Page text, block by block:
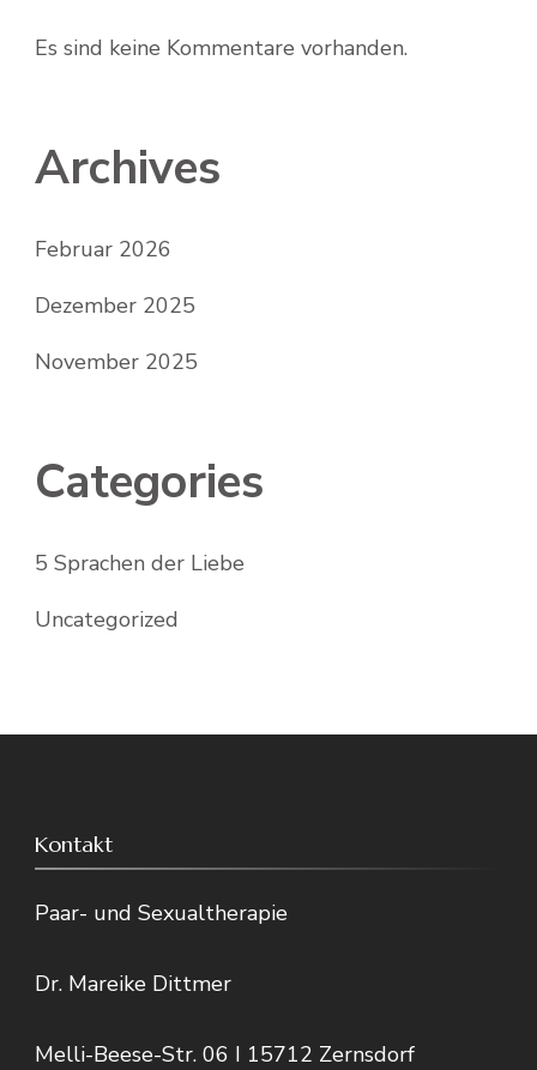
Es sind keine Kommentare vorhanden.
Archives
Februar 2026
Dezember 2025
November 2025
Categories
5 Sprachen der Liebe
Uncategorized
Kontakt
Paar- und Sexualtherapie
Dr. Mareike Dittmer
Melli-Beese-Str. 06 I 15712 Zernsdorf